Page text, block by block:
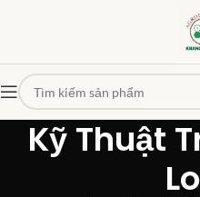
Kỹ Thuật